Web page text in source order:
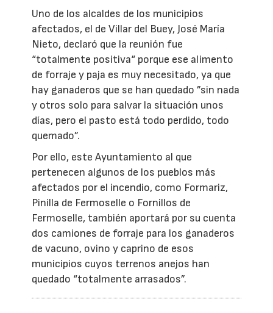
Uno de los alcaldes de los municipios
afectados, el de Villar del Buey, José María
Nieto, declaró que la reunión fue
“totalmente positiva“ porque ese alimento
de forraje y paja es muy necesitado, ya que
hay ganaderos que se han quedado ”sin nada
y otros solo para salvar la situación unos
días, pero el pasto está todo perdido, todo
quemado”.
Por ello, este Ayuntamiento al que
pertenecen algunos de los pueblos más
afectados por el incendio, como Formariz,
Pinilla de Fermoselle o Fornillos de
Fermoselle, también aportará por su cuenta
dos camiones de forraje para los ganaderos
de vacuno, ovino y caprino de esos
municipios cuyos terrenos anejos han
quedado “totalmente arrasados”.